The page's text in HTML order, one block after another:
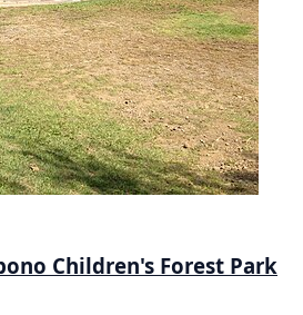
Children's Forest Park